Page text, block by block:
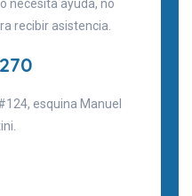
necesita ayuda, no
recibir asistencia.
esquina Manuel